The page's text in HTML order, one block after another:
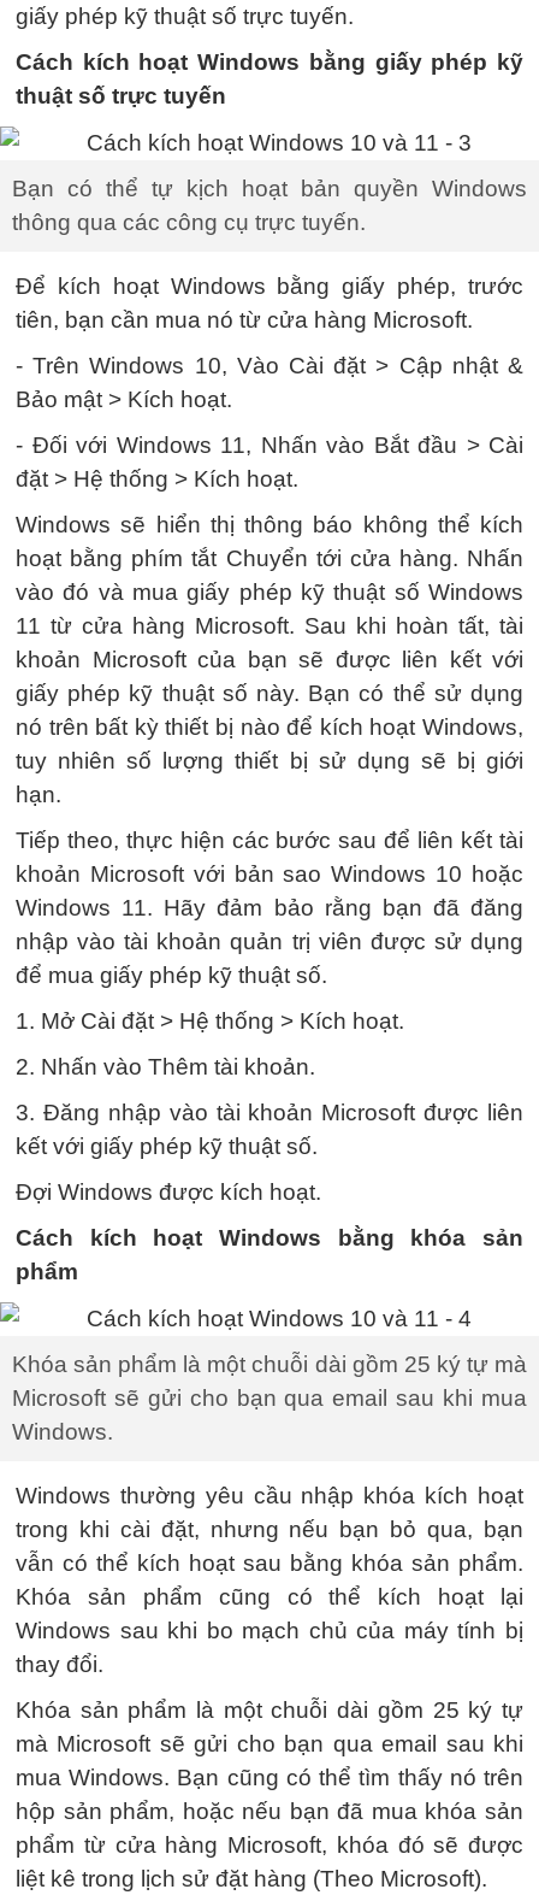
giấy phép kỹ thuật số trực tuyến.
Cách kích hoạt Windows bằng giấy phép kỹ
thuật số trực tuyến
Bạn có thể tự kịch hoạt bản quyền Windows
thông qua các công cụ trực tuyến.
Để kích hoạt Windows bằng giấy phép, trước
tiên, bạn cần mua nó từ cửa hàng Microsoft.
- Trên Windows 10, Vào Cài đặt > Cập nhật &
Bảo mật > Kích hoạt.
- Đối với Windows 11, Nhấn vào Bắt đầu > Cài
đặt > Hệ thống > Kích hoạt.
Windows sẽ hiển thị thông báo không thể kích
hoạt bằng phím tắt Chuyển tới cửa hàng. Nhấn
vào đó và mua giấy phép kỹ thuật số Windows
11 từ cửa hàng Microsoft. Sau khi hoàn tất, tài
khoản Microsoft của bạn sẽ được liên kết với
giấy phép kỹ thuật số này. Bạn có thể sử dụng
nó trên bất kỳ thiết bị nào để kích hoạt Windows,
tuy nhiên số lượng thiết bị sử dụng sẽ bị giới
hạn.
Tiếp theo, thực hiện các bước sau để liên kết tài
khoản Microsoft với bản sao Windows 10 hoặc
Windows 11. Hãy đảm bảo rằng bạn đã đăng
nhập vào tài khoản quản trị viên được sử dụng
để mua giấy phép kỹ thuật số.
1. Mở Cài đặt > Hệ thống > Kích hoạt.
2. Nhấn vào Thêm tài khoản.
3. Đăng nhập vào tài khoản Microsoft được liên
kết với giấy phép kỹ thuật số.
Đợi Windows được kích hoạt.
Cách kích hoạt Windows bằng khóa sản
phẩm
Khóa sản phẩm là một chuỗi dài gồm 25 ký tự mà
Microsoft sẽ gửi cho bạn qua email sau khi mua
Windows.
Windows thường yêu cầu nhập khóa kích hoạt
trong khi cài đặt, nhưng nếu bạn bỏ qua, bạn
vẫn có thể kích hoạt sau bằng khóa sản phẩm.
Khóa sản phẩm cũng có thể kích hoạt lại
Windows sau khi bo mạch chủ của máy tính bị
thay đổi.
Khóa sản phẩm là một chuỗi dài gồm 25 ký tự
mà Microsoft sẽ gửi cho bạn qua email sau khi
mua Windows. Bạn cũng có thể tìm thấy nó trên
hộp sản phẩm, hoặc nếu bạn đã mua khóa sản
phẩm từ cửa hàng Microsoft, khóa đó sẽ được
liệt kê trong lịch sử đặt hàng (Theo Microsoft).